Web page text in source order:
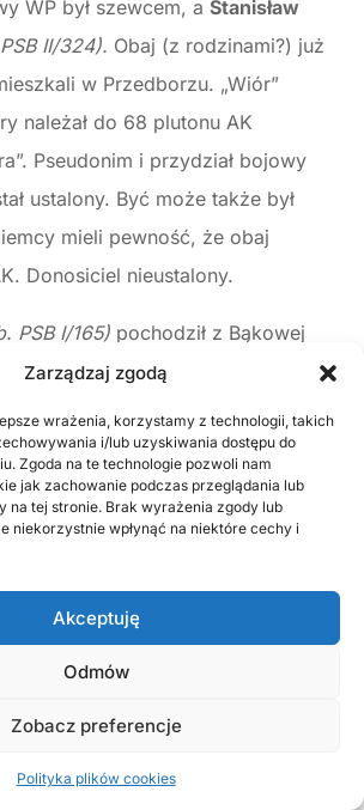
Zarządzaj zgodą
wrażenia, korzystamy z technologii, takich
i/lub uzyskiwania dostępu do
Zgoda na te technologie pozwoli nam
jak zachowanie podczas przeglądania lub
na tej stronie. Brak wyrażenia zgody lub
niekorzystnie wpłynąć na niektóre cechy i
Akceptuję
Odmów
Zobacz preferencje
Polityka plików cookies
WP był szewcem, a Stanisław
II/324). Obaj (z rodzinami?) już
w Przedborzu. „Wiór”
należał do 68 plutonu AK
Pseudonim i przydział bojowy
ustalony. Być może także był
mieli pewność, że obaj
Donosiciel nieustalony.
PSB I/165) pochodził z Bąkowej
u Krawczyków na Pohulance.
znaleźli u niego broń, stąd
wtedy aresztowanych
„posiadania broni i udziału
był więc trafiony. Donosiciel
(zob. PSB I/219)
miał 44 lata. Mieszkał
nielegalnej organizacji”.
donosem nie można mu było